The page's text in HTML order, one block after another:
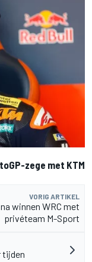
zege met KTM
VORIG ARTIKEL
winnen WRC met
privéteam M-Sport
tijden